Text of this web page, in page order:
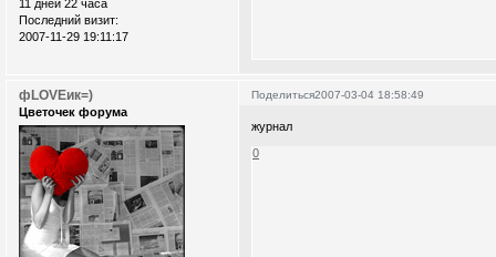
11 дней 22 часа
Последний визит:
2007-11-29 19:11:17
Поделиться2007-03-04 18:58:49
фLOVEик=)
Цветочек форума
журнал
0